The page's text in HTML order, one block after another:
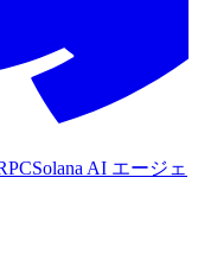
Solana AI エージェ